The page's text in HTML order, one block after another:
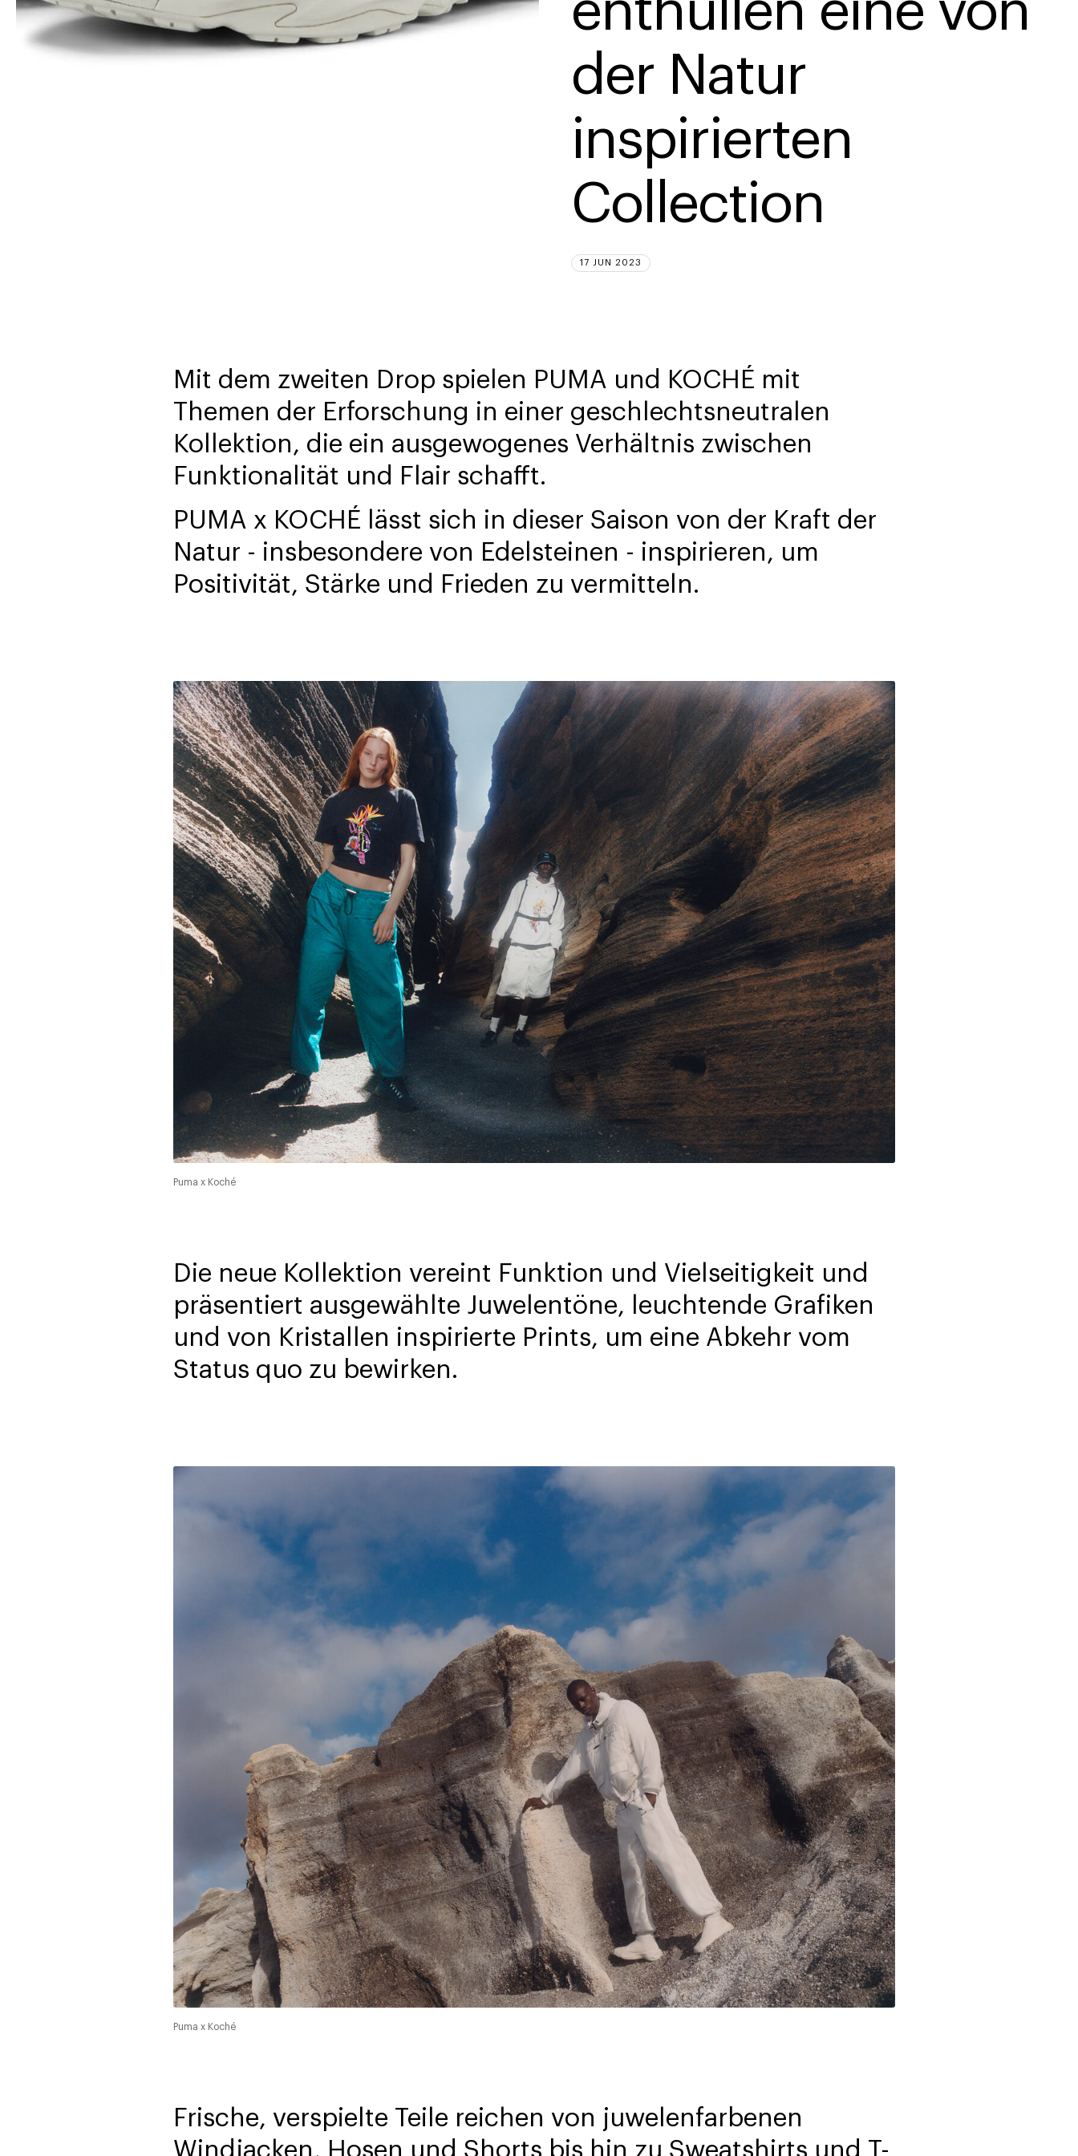
enthüllen eine von
der Natur
inspirierten
Collection
17 JUN 2023
Mit dem zweiten Drop spielen PUMA und KOCHÉ mit
Themen der Erforschung in einer geschlechtsneutralen
Kollektion, die ein ausgewogenes Verhältnis zwischen
Funktionalität und Flair schafft.
PUMA x KOCHÉ lässt sich in dieser Saison von der Kraft der
Natur - insbesondere von Edelsteinen - inspirieren, um
Positivität, Stärke und Frieden zu vermitteln.
Puma x Koché
Die neue Kollektion vereint Funktion und Vielseitigkeit und
präsentiert ausgewählte Juwelentöne, leuchtende Grafiken
und von Kristallen inspirierte Prints, um eine Abkehr vom
Status quo zu bewirken.
Puma x Koché
Frische, verspielte Teile reichen von juwelenfarbenen
Windjacken, Hosen und Shorts bis hin zu Sweatshirts und T-